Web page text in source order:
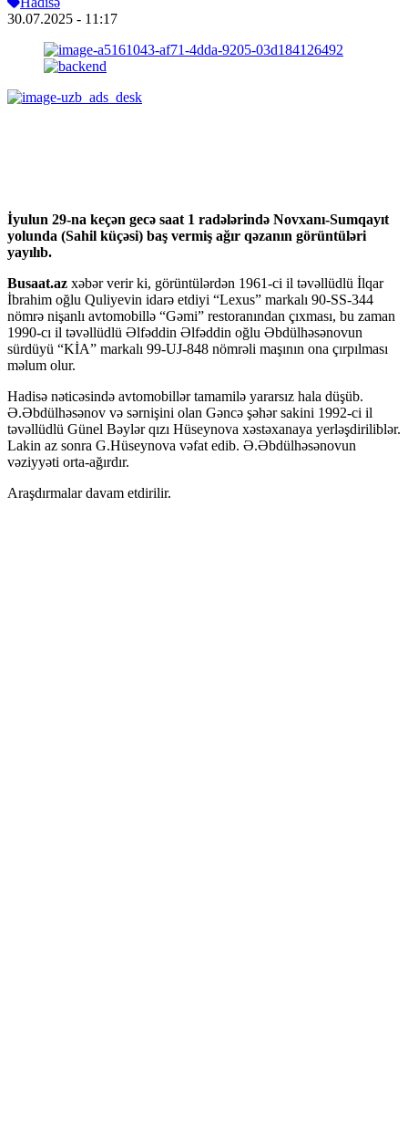
30.07.2025 - 11:17
İyulun 29-na keçən gecə saat 1 radələrində Novxanı-Sumqayıt
yolunda (Sahil küçəsi) baş vermiş ağır qəzanın görüntüləri
yayılıb.
Busaat.az xəbər verir ki, görüntülərdən 1961-ci il təvəllüdlü İlqar
İbrahim oğlu Quliyevin idarə etdiyi “Lexus” markalı 90-SS-344
nömrə nişanlı avtomobillə “Gəmi” restoranından çıxması, bu zaman
1990-cı il təvəllüdlü Əlfəddin Əlfəddin oğlu Əbdülhəsənovun
sürdüyü “KİA” markalı 99-UJ-848 nömrəli maşının ona çırpılması
məlum olur.
Hadisə nəticəsində avtomobillər tamamilə yararsız hala düşüb.
Ə.Əbdülhəsənov və sərnişini olan Gəncə şəhər sakini 1992-ci il
təvəllüdlü Günel Bəylər qızı Hüseynova xəstəxanaya yerləşdiriliblər.
Lakin az sonra G.Hüseynova vəfat edib. Ə.Əbdülhəsənovun
vəziyyəti orta-ağırdır.
Araşdırmalar davam etdirilir.